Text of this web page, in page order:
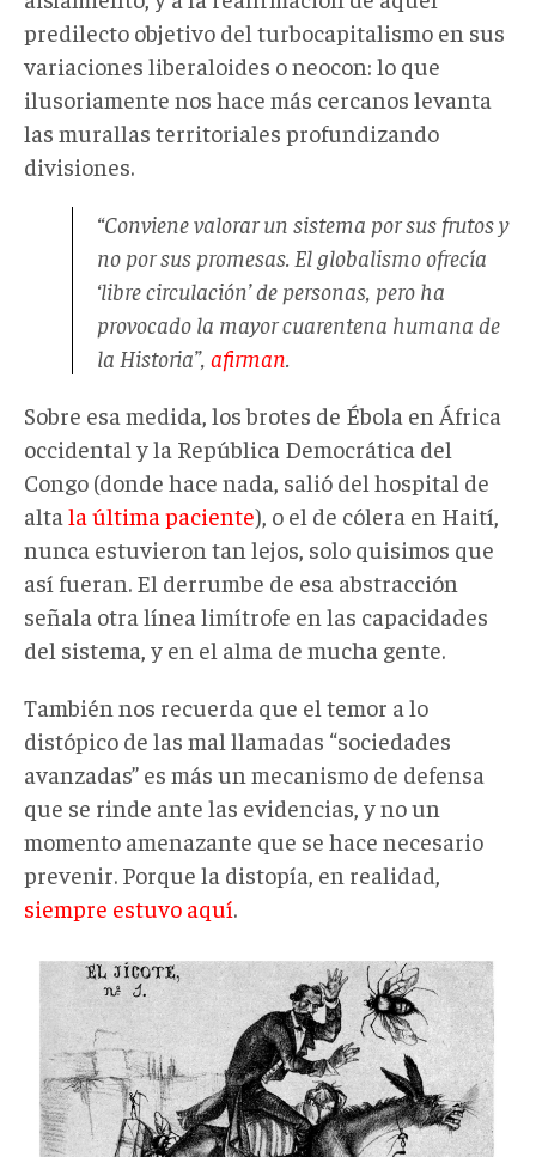
predilecto objetivo del turbocapitalismo en sus
variaciones liberaloides o neocon: lo que
ilusoriamente nos hace más cercanos levanta
las murallas territoriales profundizando
divisiones.
“Conviene valorar un sistema por sus frutos y
no por sus promesas. El globalismo ofrecía
‘libre circulación’ de personas, pero ha
provocado la mayor cuarentena humana de
la Historia”, afirman
Sobre esa medida, los brotes de Ébola en África
occidental y la República Democrática del
Congo (donde hace nada, salió del hospital de
alta la última paciente), o el de cólera en Haití,
nunca estuvieron tan lejos, solo quisimos que
así fueran. El derrumbe de esa abstracción
señala otra línea limítrofe en las capacidades
del sistema, y en el alma de mucha gente.
También nos recuerda que el temor a lo
distópico de las mal llamadas “sociedades
avanzadas” es más un mecanismo de defensa
que se rinde ante las evidencias, y no un
momento amenazante que se hace necesario
prevenir. Porque la distopía, en realidad,
siempre estuvo aquí.
1_xynHRuWUgLv_aV4j71yrBw.png